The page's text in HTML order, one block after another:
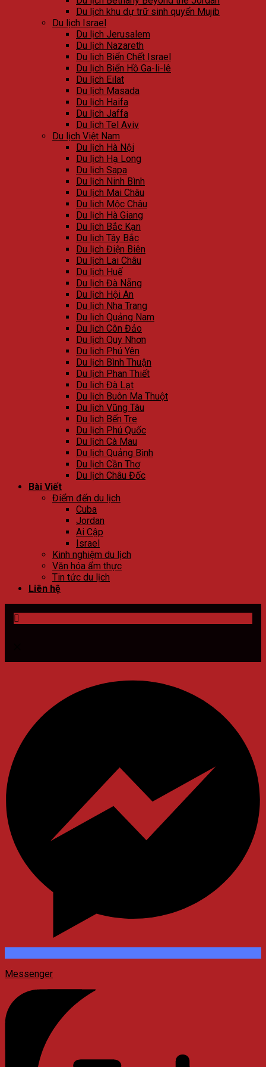
Du lịch khu dự trữ sinh quyển Mujib
Du lịch Israel
Du lịch Jerusalem
Du lịch Nazareth
Du lịch Biển Chết Israel
Du lịch Biển Hồ Ga-li-lê
Du lịch Eilat
Du lịch Masada
Du lịch Haifa
Du lịch Jaffa
Du lịch Tel Aviv
Du lịch Việt Nam
Du lịch Hà Nội
Du lịch Hạ Long
Du lịch Sapa
Du lịch Ninh Bình
Du lịch Mai Châu
Du lịch Mộc Châu
Du lịch Hà Giang
Du lịch Bắc Kạn
Du lịch Tây Bắc
Du lịch Điện Biên
Du lịch Lai Châu
Du lịch Huế
Du lịch Đà Nẵng
Du lịch Hội An
Du lịch Nha Trang
Du lịch Quảng Nam
Du lịch Côn Đảo
Du lịch Quy Nhơn
Du lịch Phú Yên
Du lịch Bình Thuận
Du lịch Phan Thiết
Du lịch Đà Lạt
Du lịch Buôn Ma Thuột
Du lịch Vũng Tàu
Du lịch Bến Tre
Du lịch Phú Quốc
Du lịch Cà Mau
Du lịch Quảng Bình
Du lịch Cần Thơ
Du lịch Châu Đốc
Bài Viết
Điểm đến du lịch
Cuba
Jordan
Ai Cập
Israel
Kinh nghiệm du lịch
Văn hóa ẩm thực
Tin tức du lịch
Liên hệ